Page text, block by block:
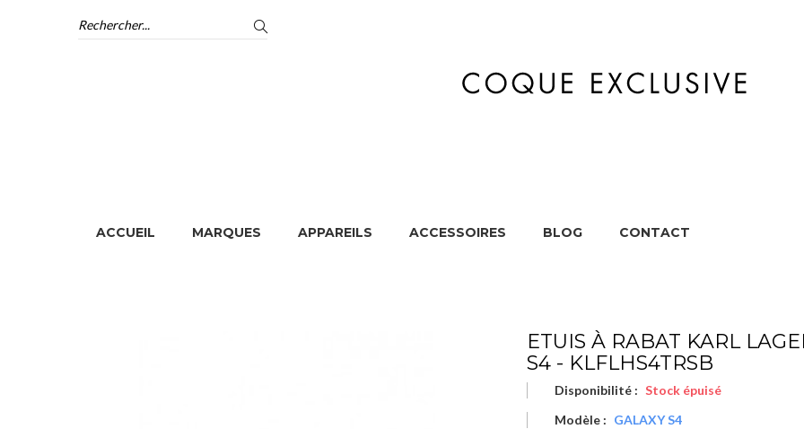
ACCUEIL MARQUES APPAREILS ACCESSOIRES BLOG CONTACT
ETUIS À RABAT KARL
S4 - KLFLHS4TRSB
Disponibilité : Stock épuisé
Modèle : GALAXY S4